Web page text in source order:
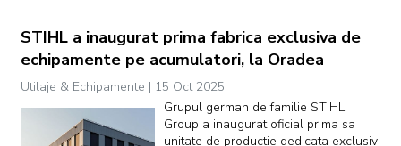
STIHL a inaugurat prima fabrica exclusiva de
echipamente pe acumulatori, la Oradea
Utilaje & Echipamente | 15 Oct 2025
Grupul german de familie STIHL
Group a inaugurat oficial prima sa
unitate de productie dedicata exclusiv